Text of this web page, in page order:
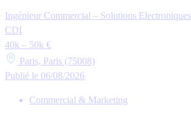
Ingénieur Commercial – Solutions
CDI
40k – 50k €
Paris, Paris (75008)
Publié le 06/08/2026
Commercial & Marketing